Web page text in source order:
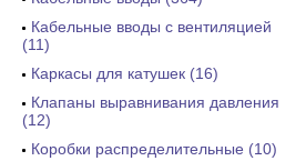
Кабельные вводы с вентиляцией
(11)
Каркасы для катушек (16)
Клапаны выравнивания давления
(12)
Коробки распределительные (10)